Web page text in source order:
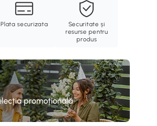
Plata securizata
Securitate și
resurse pentru
produs